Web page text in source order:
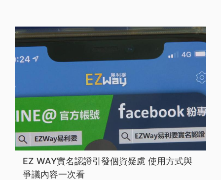
EZ WAY實名認證引發個資疑慮 使用方式與
爭議內容一次看